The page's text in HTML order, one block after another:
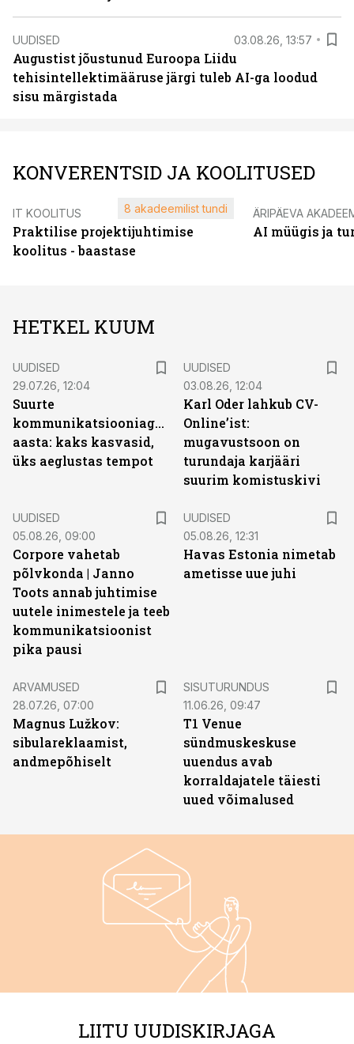
UUDISED 03.08.26, 13:57
Augustist jõustunud Euroopa Liidu
tehisintellektimääruse järgi tuleb AI-ga loodud
sisu märgistada
KONVERENTSID JA KOOLITUSED
IT KOOLITUS
Praktilise projektijuhtimise
koolitus - baastase
8 akadeemilist tundi ÄRIPÄEVA
AI müügis ja
HETKEL KUUM
UUDISED
29.07.26, 12:04
Suurte
kommunikatsiooniagentuuride
aasta: kaks kasvasid,
üks aeglustas tempot
UUDISED
03.08.26, 12:04
Karl Oder lahkub CV-
Online’ist:
mugavustsoon on
turundaja karjääri
suurim komistuskivi
UUDISED
05.08.26, 09:00
Corpore vahetab
põlvkonda | Janno
Toots annab juhtimise
uutele inimestele ja teeb
kommunikatsioonist
pika pausi
UUDISED
05.08.26, 12:31
Havas Estonia nimetab
ametisse uue juhi
ARVAMUSED
28.07.26, 07:00
Magnus Lužkov:
sibulareklaamist,
andmepõhiselt
SISUTURUNDUS
11.06.26, 09:47
T1 Venue
sündmuskeskuse
uuendus avab
korraldajatele täiesti
uued võimalused
LIITU UUDISKIRJAGA